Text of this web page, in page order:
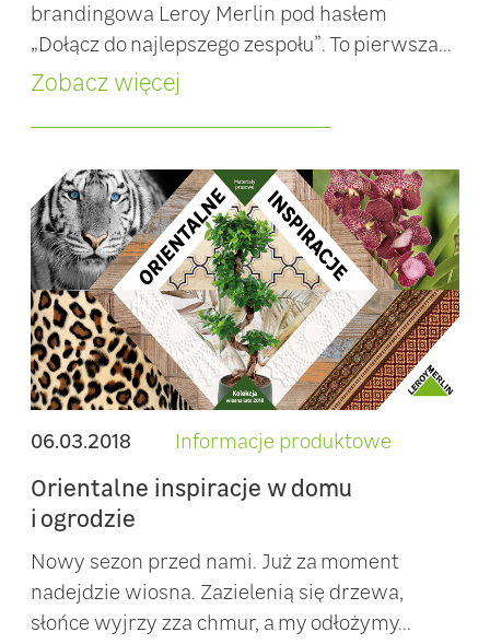
brandingowa Leroy Merlin pod hasłem
„Dołącz do najlepszego zespołu”. To pierwsza...
Zobacz więcej
06.03.2018 Informacje produktowe
Orientalne inspiracje w domu
i ogrodzie
Nowy sezon przed nami. Już za moment
nadejdzie wiosna. Zazielenią się drzewa,
słońce wyjrzy zza chmur, a my odłożymy...